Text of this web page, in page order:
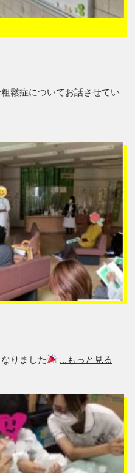
鬆症についてお話させてい
りました ...もっと見る